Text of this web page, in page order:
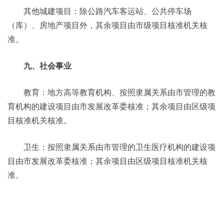
其他城建项目：除公路汽车客运站、公共停车场
（库）、房地产项目外，其余项目由市级项目核准机关核
准。
九、社会事业
教育：地方高等教育机构、按照隶属关系由市管理的教
育机构的建设项目由市发展改革委核准；其余项目由区级项
目核准机关核准。
卫生：按照隶属关系由市管理的卫生医疗机构的建设项
目由市发展改革委核准；其余项目由区级项目核准机关核
准。